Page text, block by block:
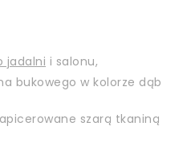
jadalni i salonu,
bukowego w kolorze dąb
szarą tkaniną